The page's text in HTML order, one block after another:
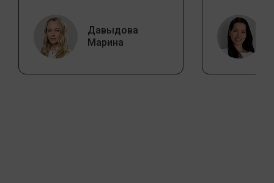
Давыдова
Марина